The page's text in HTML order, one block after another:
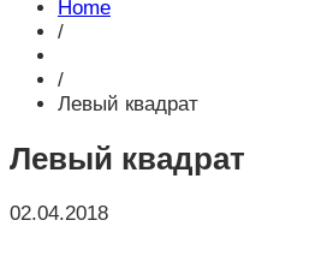
Home
/
/
Левый квадрат
Левый квадрат
02.04.2018